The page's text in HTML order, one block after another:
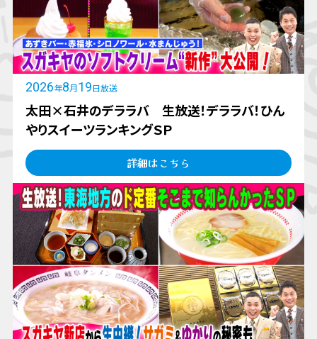
2026年8月 19 日放送
太田×石井のデララバ 生放送！デララバ！ひん
やりスイーツランキングＳＰ
詳細はこちら